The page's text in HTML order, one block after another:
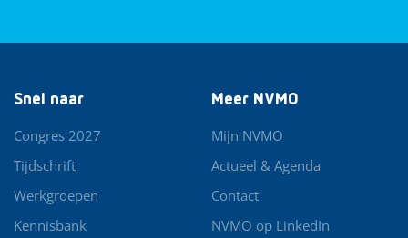
Snel naar
Congres 2027
Tijdschrift
Werkgroepen
Kennisbank
Meer NVMO
Mijn NVMO
Actueel & Agenda
Contact
NVMO op LinkedIn